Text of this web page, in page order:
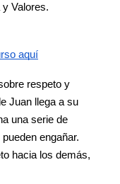
Valores.
aquí
respeto y
Juan llega a su
una serie de
engañar.
hacia los demás,